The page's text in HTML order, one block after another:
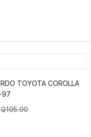
TOYOTA COROLLA
97
Q105.00